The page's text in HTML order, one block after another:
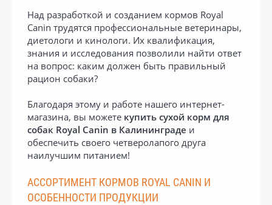
Над разработкой и созданием кормов Royal
Canin трудятся профессиональные ветеринары,
диетологи и кинологи. Их квалификация,
знания и исследования позволили найти ответ
на вопрос: каким должен быть правильный
рацион собаки?
Благодаря этому и работе нашего интернет-
магазина, вы можете купить сухой корм для
собак Royal Canin в Калининграде и
обеспечить своего четверолапого друга
наилучшим питанием!
АССОРТИМЕНТ КОРМОВ ROYAL CANIN И
ОСОБЕННОСТИ ПРОДУКЦИИ